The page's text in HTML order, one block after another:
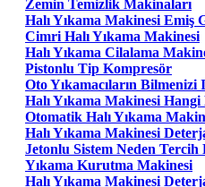
Zemin Temizlik Makinaları
Halı Yıkama Makinesi Emiş
Cimri Halı Yıkama Makinesi
Halı Yıkama Cilalama
Pistonlu Tip Kompresör
Oto Yıkamacıların Bilmenizi
Halı Yıkama Makinesi
Otomatik Halı Yıkama
Halı Yıkama Makinesi
Jetonlu Sistem Neden Tercih
Yıkama Kurutma Makinesi
Halı Yıkama Makinesi